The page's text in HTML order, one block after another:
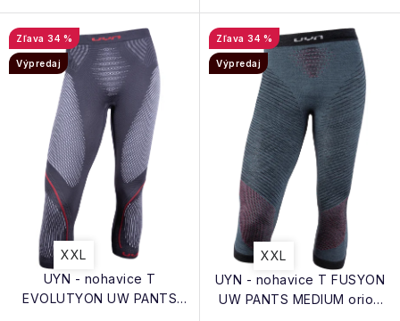
UYN - nohavice T
EVOLUTYON UW PANTS
34 %
Výpredaj
XXL
UYN - nohavice T FUSYON
UW PANTS MEDIUM orion
34 %
Výpredaj
XXL